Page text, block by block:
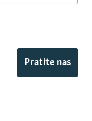
Pratite nas